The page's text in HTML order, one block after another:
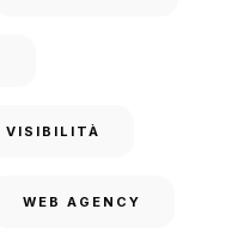
VISIBILITÀ
WEB AGENCY